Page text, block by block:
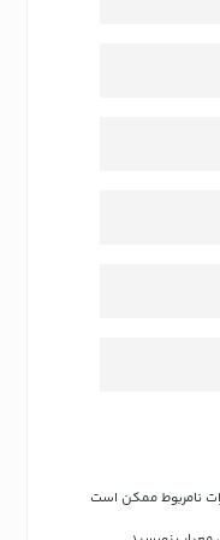
نامربوط ممکن است